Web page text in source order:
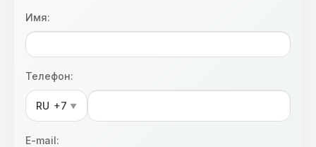
Имя:
Телефон:
RU +7 ▼
E-mail: